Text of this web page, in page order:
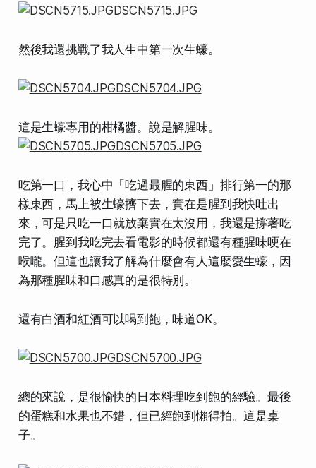
然後我還挑戰了我人生中第一次生蠔。
這是生蠔專用的柑橘醬。說是解腥味。
吃第一口，我心中「吃過最腥的東西」排行第一的那
樣東西，馬上被生蠔擠下去，實在是腥到我快吐出
來，可是只吃一口就放棄實在太沒用，我還是撐著吃
完了。腥到我吃完去看電影的時候都還有種腥味哽在
喉嚨。但這也讓我了解為什麼會有人這麼愛生蠔，因
為那種腥味和口感真的是很特別。
還有白酒和紅酒可以喝到飽，味道OK。
總的來說，是很愉快的日本料理吃到飽的經驗。最後
的蛋糕和水果也不錯，但已經飽到懶得拍。這是桌
子。